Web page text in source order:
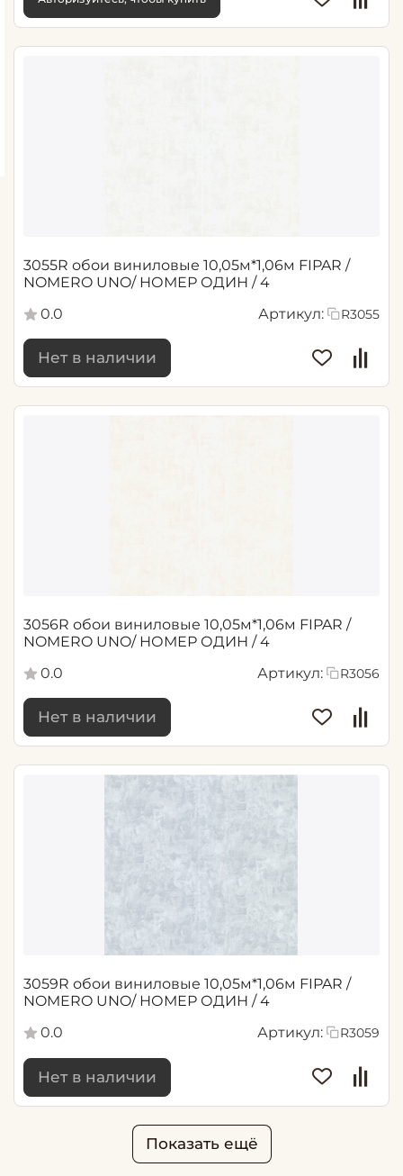
3055R обои виниловые 10,05м*1,06м FIPAR /
NOMERO UNO/ НОМЕР ОДИН / 4
0.0
Артикул: R3055
Нет в наличии
3056R обои виниловые 10,05м*1,06м FIPAR /
NOMERO UNO/ НОМЕР ОДИН / 4
0.0
Артикул: R3056
Нет в наличии
3059R обои виниловые 10,05м*1,06м FIPAR /
NOMERO UNO/ НОМЕР ОДИН / 4
0.0
Артикул: R3059
Нет в наличии
Показать ещё